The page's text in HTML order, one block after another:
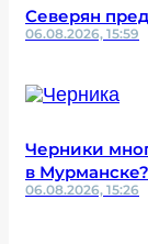
Северян
06.08.2026, 15:59
Черники
в Мурманске?
06.08.2026, 15:26